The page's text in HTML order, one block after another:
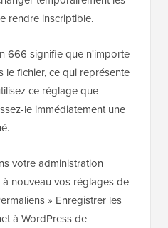
rendre inscriptible.
666 signifie que n'importe
le fichier, ce qui représente
ce réglage que
le immédiatement une
votre administration
nouveau vos réglages de
» Enregistrer les
à WordPress de